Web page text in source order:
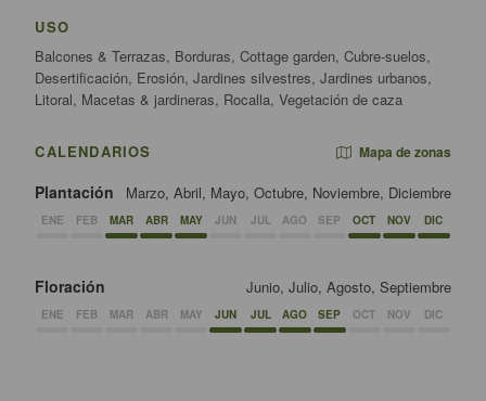
USO
Balcones & Terrazas, Borduras, Cottage garden, Cubre-suelos,
Desertificación, Erosión, Jardines silvestres, Jardines urbanos,
Litoral, Macetas & jardineras, Rocalla, Vegetación de caza
CALENDARIOS Mapa de zonas
Plantación Marzo, Abril, Mayo, Octubre, Noviembre, Diciembre
ENE FEB MAR ABR MAY JUN JUL AGO SEP OCT NOV DIC
Floración Junio, Julio, Agosto, Septiembre
ENE FEB MAR ABR MAY JUN JUL AGO SEP OCT NOV DIC